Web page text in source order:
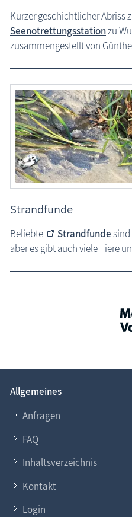
Kurzer geschichtlicher Abriss
Seenotrettungsstationzu
zusammengestellt von
Strandfunde
Beliebte Strandfundesind
aber es gibt auch viele Tiere
Allgemeines
Anfragen
FAQ
Inhaltsverzeichnis
Kontakt
Login